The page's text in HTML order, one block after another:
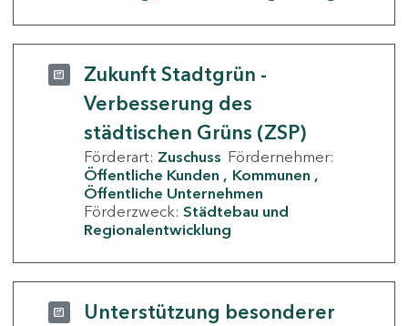
Zukunft Stadtgrün -
Verbesserung des
städtischen Grüns (ZSP)
Förderart: Zuschuss Fördernehmer:
Öffentliche Kunden
Kommunen
Öffentliche Unternehmen
Förderzweck: Städtebau und
Regionalentwicklung
Unterstützung besonderer